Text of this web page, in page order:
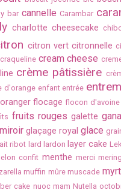
bar cannelle Carambar
charlotte cheesecake
citron vert citronnelle
craqueline cream cheese
crème pâtissière
d'orange enfant entrée
flocage flocon d'avoine
fruits rouges galette
glaçage royal glace
lait ribot lard lardon layer cake
confit menthe merci
muffin mûre muscade
cake nuoc mam Nutella